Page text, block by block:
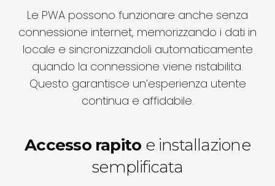
Le PWA possono funzionare anche senza
connessione internet, memorizzando i dati in
locale e sincronizzandoli automaticamente
quando la connessione viene ristabilita.
Questo garantisce un’esperienza utente
continua e affidabile.
Accesso rapito e installazione
semplificata